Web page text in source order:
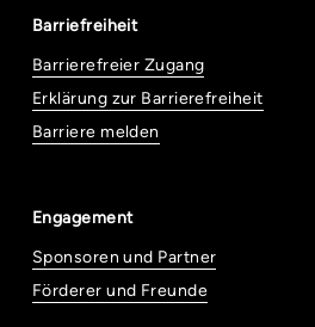
Barriefreiheit
Barrierefreier Zugang
Erklärung zur Barrierefreiheit
Barriere melden
Engagement
Sponsoren und Partner
Förderer und Freunde